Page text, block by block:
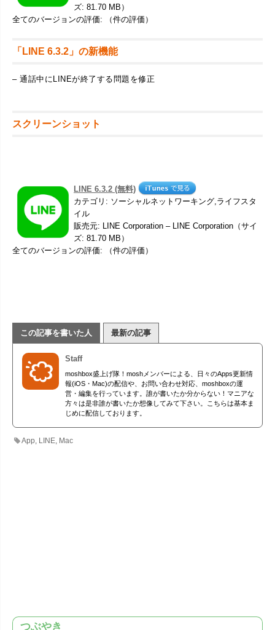
ズ: 81.70 MB）
全てのバージョンの評価: （件の評価）
「LINE 6.3.2」の新機能
– 通話中にLINEが終了する問題を修正
スクリーンショット
LINE 6.3.2 (無料)
カテゴリ: ソーシャルネットワーキング,ライフスタ
イル
販売元: LINE Corporation – LINE Corporation（サイ
ズ: 81.70 MB）
全てのバージョンの評価: （件の評価）
この記事を書いた人 最新の記事
Staff
moshbox盛上げ隊！moshメンバーによる、日々のApps更新情
報(iOS・Mac)の配信や、お問い合わせ対応、moshboxの運
営・編集を行っています。誰が書いたか分からない！マニアな
方々は是非誰が書いたか想像してみて下さい。こちらは基本ま
じめに配信しております。
App LINE Mac
つぶやき